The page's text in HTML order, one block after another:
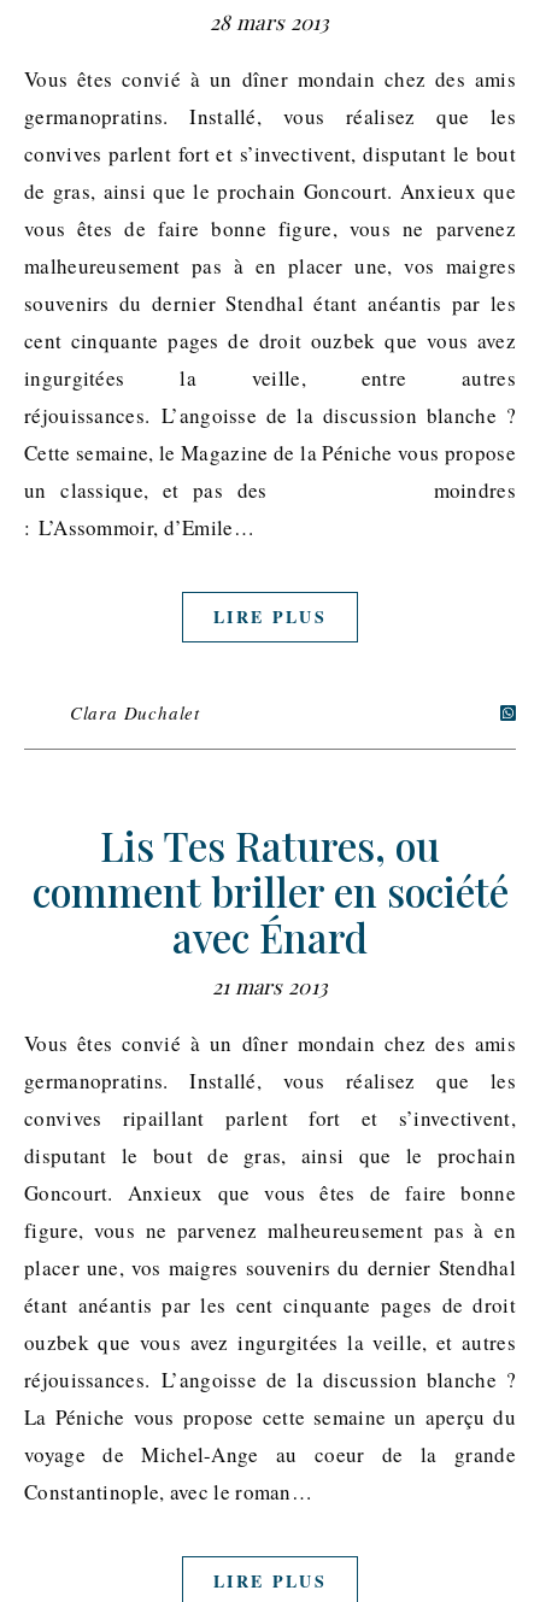
28 mars 2013
Vous êtes convié à un dîner mondain chez des amis
germanopratins. Installé, vous réalisez que les
convives parlent fort et s’invectivent, disputant le bout
de gras, ainsi que le prochain Goncourt. Anxieux que
vous êtes de faire bonne figure, vous ne parvenez
malheureusement pas à en placer une, vos maigres
souvenirs du dernier Stendhal étant anéantis par les
cent cinquante pages de droit ouzbek que vous avez
ingurgitées la veille, entre autres
réjouissances. L’angoisse de la discussion blanche ?
Cette semaine, le Magazine de la Péniche vous propose
un classique, et pas des moindres
: L’Assommoir, d’Emile…
LIRE PLUS
Clara Duchalet
Lis Tes Ratures, ou
comment briller en société
avec Énard
21 mars 2013
Vous êtes convié à un dîner mondain chez des amis
germanopratins. Installé, vous réalisez que les
convives ripaillant parlent fort et s’invectivent,
disputant le bout de gras, ainsi que le prochain
Goncourt. Anxieux que vous êtes de faire bonne
figure, vous ne parvenez malheureusement pas à en
placer une, vos maigres souvenirs du dernier Stendhal
étant anéantis par les cent cinquante pages de droit
ouzbek que vous avez ingurgitées la veille, et autres
réjouissances. L’angoisse de la discussion blanche ?
La Péniche vous propose cette semaine un aperçu du
voyage de Michel-Ange au coeur de la grande
Constantinople, avec le roman…
LIRE PLUS